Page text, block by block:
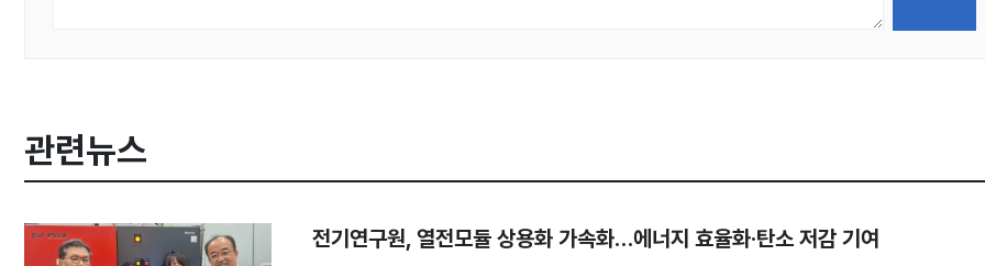
관련뉴스
전기연구원, 열전모듈 상용화 가속화…에너지 효율화·탄소 저감 기여